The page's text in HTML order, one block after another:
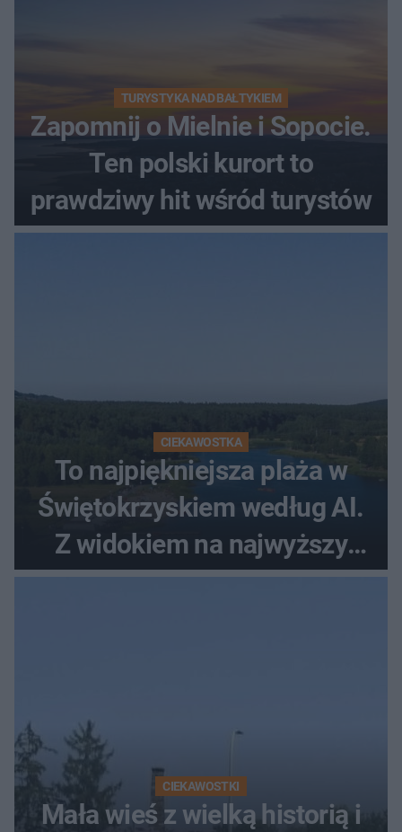
TURYSTYKA NAD BAŁTYKIEM
Zapomnij o Mielnie i Sopocie.
Ten polski kurort to
prawdziwy hit wśród turystów
CIEKAWOSTKA
To najpiękniejsza plaża w
Świętokrzyskiem według AI.
Z widokiem na najwyższy
szczyt Gór Świętokrzyskich
CIEKAWOSTKI
Mała wieś z wielką historią i